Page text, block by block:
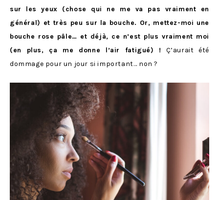
sur les yeux (chose qui ne me va pas vraiment en
général) et très peu sur la bouche. Or, mettez-moi une
bouche rose pâle… et déjà, ce n’est plus vraiment moi
(en plus, ça me donne l’air fatigué) !
Ç’aurait été
dommage pour un jour si important… non ?